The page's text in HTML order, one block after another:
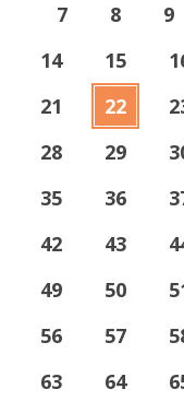
7
8 9
14
15
21
22
28
29
35
36
42
43
49
50
56
57
63
64